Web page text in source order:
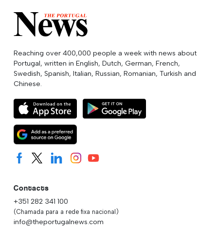
Reaching over 400,000 people a week with news about
Portugal, written in English, Dutch, German, French,
Swedish, Spanish, Italian, Russian, Romanian, Turkish and
Chinese.
Contacts
+351 282 341 100
(Chamada para a rede fixa nacional)
info@theportugalnews.com